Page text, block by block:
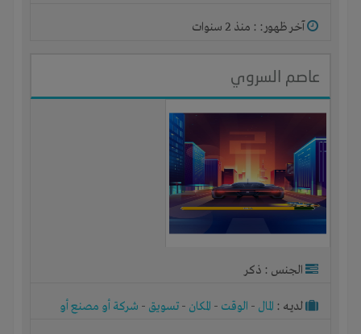
آخر ظهور: : منذ 2 سنوات
عاصم السروي
الجنس : ذكر
لديـه : المال - الوقت - المكان - تسويق - شركة أو مصنع أو